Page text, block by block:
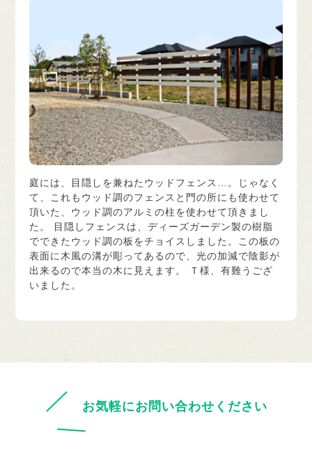
庭には、目隠しを兼ねたウッドフェンス…。じゃなく
て、これもウッド調のフェンスと門の所にも使わせて
頂いた、ウッド調のアルミの柱を使わせて頂きまし
た。 目隠しフェンスは、ディーズガーデン製の樹脂
でできたウッド調の板をチョイスしました。この板の
表面に木風の溝が彫ってあるので、光の加減で陰影が
出来るので本当の木に見えます。 Ｔ様、有難うござ
いました。
お気軽にお問い合わせください